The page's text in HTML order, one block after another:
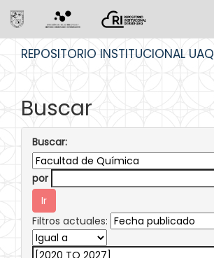
REPOSITORIO INSTITUCIONAL UAQ
Buscar
Buscar:
por
Filtros actuales: